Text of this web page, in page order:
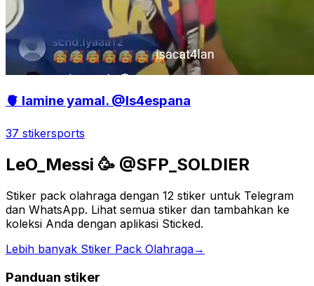
🫀 lamine yamal. @Is4espana
37 stikersports
LeO_Messi 🥳 @SFP_SOLDIER
Stiker pack olahraga dengan 12 stiker untuk Telegram
dan WhatsApp. Lihat semua stiker dan tambahkan ke
koleksi Anda dengan aplikasi Sticked.
Lebih banyak Stiker Pack Olahraga→
Panduan stiker